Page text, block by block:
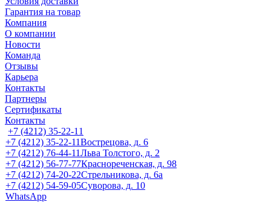
Гарантия на товар
Компания
О компании
Новости
Команда
Отзывы
Карьера
Контакты
Партнеры
Сертификаты
Контакты
+7 (4212) 35-22-11
+7 (4212) 35-22-11Вострецова, д. 6
+7 (4212) 76-44-11Льва Толстого, д. 2
+7 (4212) 56-77-77Краснореченская, д. 98
+7 (4212) 74-20-22Стрельникова, д. 6а
+7 (4212) 54-59-05Суворова, д. 10
WhatsApp